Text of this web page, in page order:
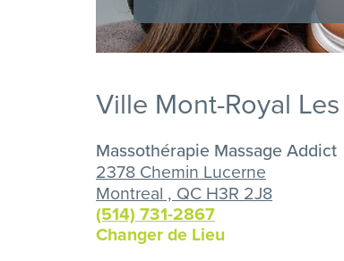
Ville Mont-Royal
Massothérapie Massage Addict
2378 Chemin Lucerne
Montreal , QC H3R 2J8
(514) 731-2867
Changer de Lieu